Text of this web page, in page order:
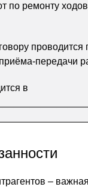
по ремонту
проводится
передачи
в
–